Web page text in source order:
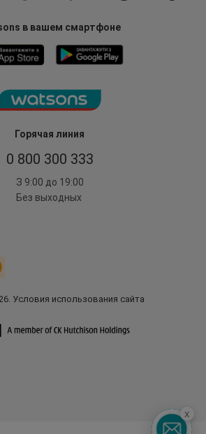
Горячая линия
0 800 300 333
З 9:00 до 19:00
Без выходных
в вашем смартфоне
Условия использования сайта
x